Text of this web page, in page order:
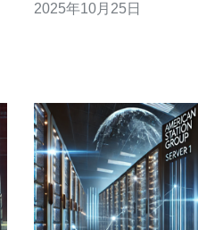
利：裕群地铁站是新加坡
2025年10月25日